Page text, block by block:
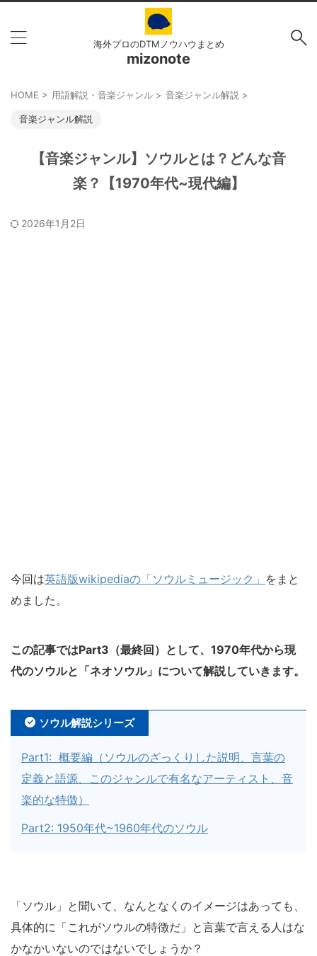
海外プロのDTMノウハウまとめ
mizonote
HOME > 用語解説・音楽ジャンル > 音楽ジャンル解説 >
音楽ジャンル解説
【音楽ジャンル】ソウルとは？どんな音
楽？【1970年代~現代編】
2026年1月2日
今回は英語版wikipediaの「ソウルミュージック」 をまと
めました。
この記事ではPart3（最終回）として、1970年代から現
代のソウルと「ネオソウル」について解説していきます。
ソウル解説シリーズ
Part1: 概要編（ソウルのざっくりした説明、言葉の
定義と語源、このジャンルで有名なアーティスト、音
楽的な特徴）
Part2: 1950年代~1960年代のソウル
「ソウル」と聞いて、なんとなくのイメージはあっても、
具体的に「これがソウルの特徴だ」と言葉で言える人はな
かなかいないのではないでしょうか？